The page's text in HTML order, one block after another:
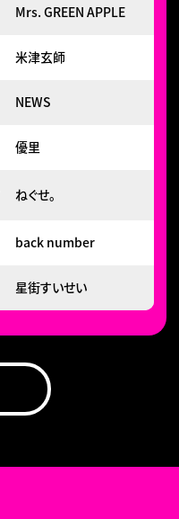
Mrs. GREEN APPLE
米津玄師
NEWS
優里
ねぐせ。
back number
星街すいせい